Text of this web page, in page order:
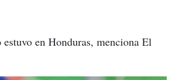
en Honduras, menciona El